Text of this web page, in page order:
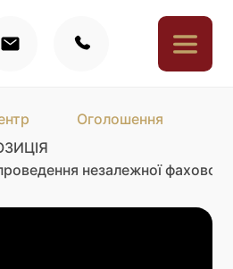
Оголошення
незалежної фахової